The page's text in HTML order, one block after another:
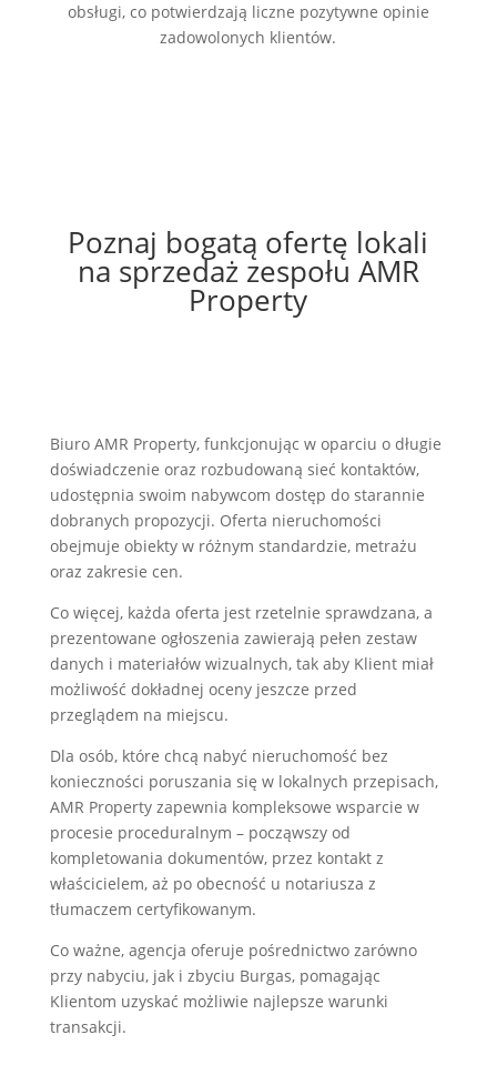
obsługi, co potwierdzają liczne pozytywne opinie
zadowolonych klientów.
Poznaj bogatą ofertę lokali
na sprzedaż zespołu AMR
Property
Biuro AMR Property, funkcjonując w oparciu o długie
doświadczenie oraz rozbudowaną sieć kontaktów,
udostępnia swoim nabywcom dostęp do starannie
dobranych propozycji. Oferta nieruchomości
obejmuje obiekty w różnym standardzie, metrażu
oraz zakresie cen.
Co więcej, każda oferta jest rzetelnie sprawdzana, a
prezentowane ogłoszenia zawierają pełen zestaw
danych i materiałów wizualnych, tak aby Klient miał
możliwość dokładnej oceny jeszcze przed
przeglądem na miejscu.
Dla osób, które chcą nabyć nieruchomość bez
konieczności poruszania się w lokalnych przepisach,
AMR Property zapewnia kompleksowe wsparcie w
procesie proceduralnym – począwszy od
kompletowania dokumentów, przez kontakt z
właścicielem, aż po obecność u notariusza z
tłumaczem certyfikowanym.
Co ważne, agencja oferuje pośrednictwo zarówno
przy nabyciu, jak i zbyciu Burgas, pomagając
Klientom uzyskać możliwie najlepsze warunki
transakcji.